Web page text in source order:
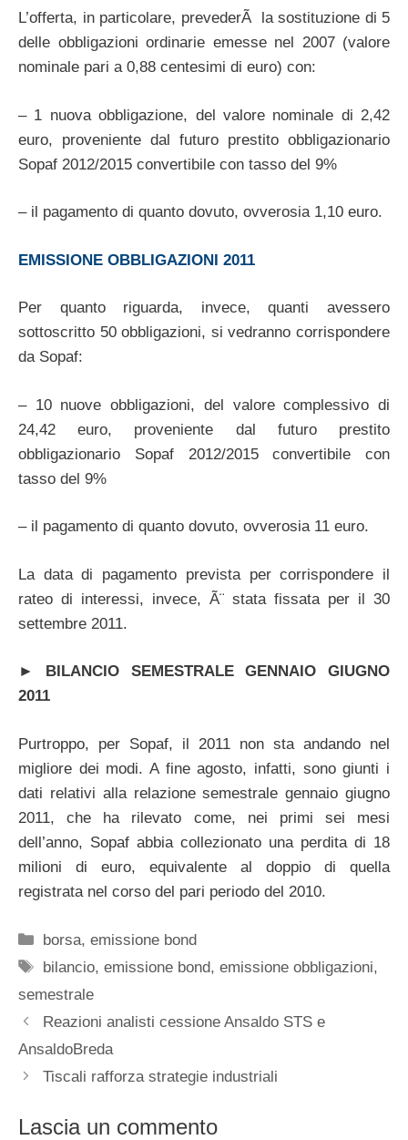
L’offerta, in particolare, prevederÃ la sostituzione di 5
delle obbligazioni ordinarie emesse nel 2007 (valore
nominale pari a 0,88 centesimi di euro) con:
– 1 nuova obbligazione, del valore nominale di 2,42
euro, proveniente dal futuro prestito obbligazionario
Sopaf 2012/2015 convertibile con tasso del 9%
– il pagamento di quanto dovuto, ovverosia 1,10 euro.
EMISSIONE OBBLIGAZIONI 2011
Per quanto riguarda, invece, quanti avessero
sottoscritto 50 obbligazioni, si vedranno corrispondere
da Sopaf:
– 10 nuove obbligazioni, del valore complessivo di
24,42 euro, proveniente dal futuro prestito
obbligazionario Sopaf 2012/2015 convertibile con
tasso del 9%
– il pagamento di quanto dovuto, ovverosia 11 euro.
La data di pagamento prevista per corrispondere il
rateo di interessi, invece, Ã¨ stata fissata per il 30
settembre 2011.
►
BILANCIO SEMESTRALE GENNAIO GIUGNO
2011
Purtroppo, per Sopaf, il 2011 non sta andando nel
migliore dei modi. A fine agosto, infatti, sono giunti i
dati relativi alla relazione semestrale gennaio giugno
2011, che ha rilevato come, nei primi sei mesi
dell’anno, Sopaf abbia collezionato una perdita di 18
milioni di euro, equivalente al doppio di quella
registrata nel corso del pari periodo del 2010.
Categorie
borsa,emissione bond
Tag
bilancio,emissione bond,emissione obbligazioni,
semestrale
Reazioni analisti cessione Ansaldo STS e
AnsaldoBreda
Tiscali rafforza strategie industriali
Lascia un commento